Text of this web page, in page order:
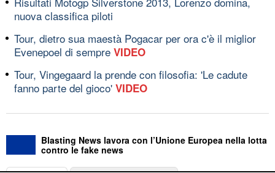
nuova classifica piloti
Tour, dietro sua maestà Pogacar per ora c'è il miglior
Evenepoel di sempre VIDEO
Tour, Vingegaard la prende con filosofia: 'Le cadute
fanno parte del gioco' VIDEO
Blasting News lavora con l’Unione Europea nella lotta
contro le fake news